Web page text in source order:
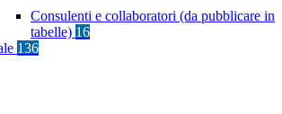
Consulenti e collaboratori (da pubblicare in
tabelle) 16
136